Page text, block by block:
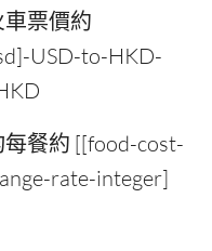
票價約
USD-to-HKD-
餐約 [[food-cost-
rate-integer]